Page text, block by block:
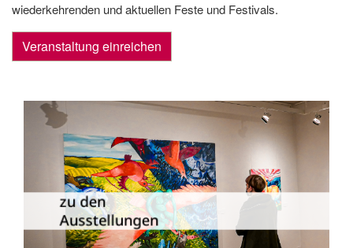
wiederkehrenden und aktuellen Feste und Festivals.
Veranstaltung einreichen
zu den
Ausstellungen
Die Dauer­ausstellungen in Meiningen
und Umgebung als Übersicht.
zu den Ausstellungen